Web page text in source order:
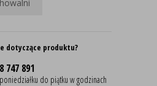
dotyczące produktu?
747 891
do piątku w godzinach